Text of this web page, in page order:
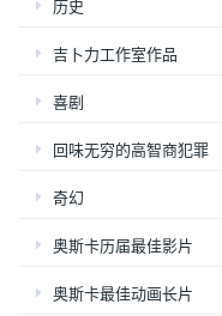
历史
吉卜力工作室作品
喜剧
回味无穷的高智商犯罪
奇幻
奥斯卡历届最佳影片
奥斯卡最佳动画长片